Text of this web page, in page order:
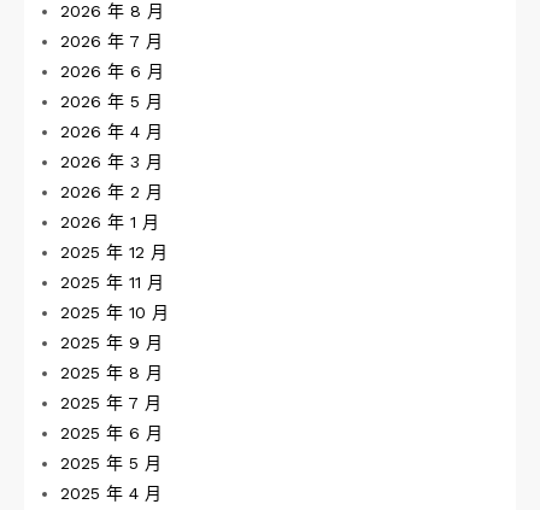
2026 年 8 月
2026 年 7 月
2026 年 6 月
2026 年 5 月
2026 年 4 月
2026 年 3 月
2026 年 2 月
2026 年 1 月
2025 年 12 月
2025 年 11 月
2025 年 10 月
2025 年 9 月
2025 年 8 月
2025 年 7 月
2025 年 6 月
2025 年 5 月
2025 年 4 月